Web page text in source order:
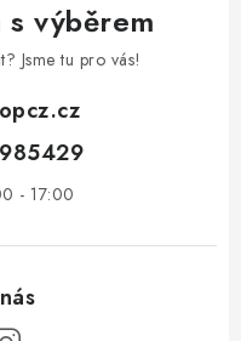
s výběrem
Jsme tu pro vás!
- 17:00